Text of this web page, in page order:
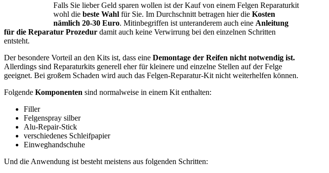
Falls Sie lieber Geld sparen wollen ist der Kauf von einem Felgen Reparaturkit
wohl die beste Wahl für Sie. Im Durchschnitt betragen hier die Kosten
nämlich 20-30 Euro. Mitinbegriffen ist unteranderem auch eine Anleitung
für die Reparatur Prozedur damit auch keine Verwirrung bei den einzelnen Schritten
entsteht.
Der besondere Vorteil an den Kits ist, dass eine Demontage der Reifen nicht notwendig ist.
Allerdings sind Reparaturkits generell eher für kleinere und einzelne Stellen auf der Felge
geeignet. Bei großem Schaden wird auch das Felgen-Reparatur-Kit nicht weiterhelfen können.
Folgende Komponenten sind normalweise in einem Kit enthalten:
Filler
Felgenspray silber
Alu-Repair-Stick
verschiedenes Schleifpapier
Einweghandschuhe
Und die Anwendung ist besteht meistens aus folgenden Schritten: